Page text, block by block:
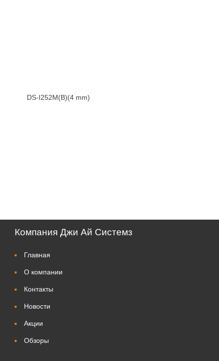
DS-I252M(B)(4 mm)
Компания Джи Ай Системз
Главная
О компании
Контакты
Новости
Акции
Обзоры